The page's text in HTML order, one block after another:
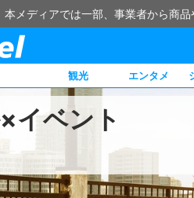
本メディアでは一部、事業者から商
観光 エンタメ
イベント